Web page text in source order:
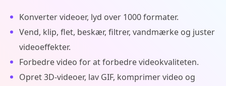
Konverter videoer, lyd over 1000 formater.
Vend, klip, flet, beskær, filtrer, vandmærke og juster
videoeffekter.
Forbedre video for at forbedre videokvaliteten.
Opret 3D-videoer, lav GIF, komprimer video og